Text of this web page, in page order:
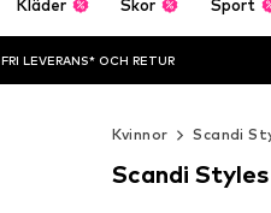
Kläder Skor Sport
FRI LEVERANS* OCH RETUR
Kvinnor Scandi
Scandi Styles